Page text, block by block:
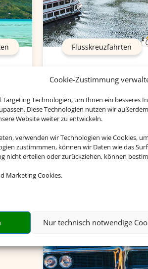
Cookie-Zustimmung
Technologien, um Ihnen ein besseres
Diese Technologien nutzen wir
Website weiter zu entwickeln.
verwenden wir Technologien wie Cookies,
zustimmmen, können wir Daten wie das
nicht erteilen oder zurückziehen, können
Marketing Cookies.
Nur technisch notwendige
Flusskreuzfahrten
Empfehlungen für